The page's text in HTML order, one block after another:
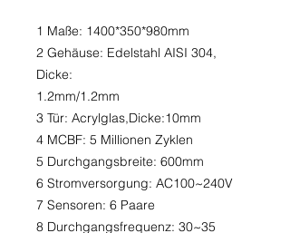
1 Maße: 1400*350*980mm
2 Gehäuse: Edelstahl AISI 304,
Dicke:
1.2mm/1.2mm
3 Tür: Acrylglas,Dicke:10mm
4 MCBF: 5 Millionen Zyklen
5 Durchgangsbreite: 600mm
6 Stromversorgung: AC100~240V
7 Sensoren: 6 Paare
8 Durchgangsfrequenz: 30~35